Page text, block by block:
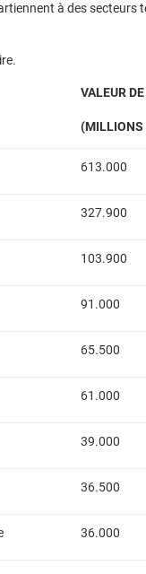
à des secteurs
VALEUR
(MILLIONS
613.000
327.900
103.900
91.000
65.500
61.000
39.000
36.500
36.000